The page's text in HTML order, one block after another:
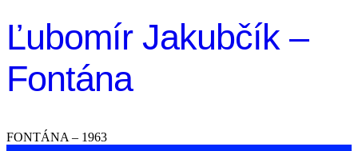
Ľubomír Jakubčík –
Fontána
FONTÁNA – 1963